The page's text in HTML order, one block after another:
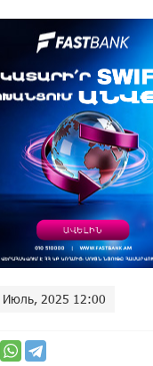
Июль, 2025 12:00